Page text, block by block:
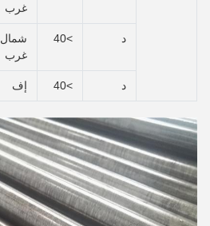
غرب
د >40
شمال
غرب
د >40 إف